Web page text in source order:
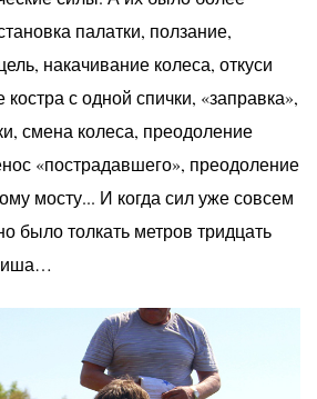
палатки, ползание,
накачивание колеса, откуси
костра с одной спички, «заправка»,
смена колеса, преодоление
«пострадавшего», преодоление
мосту... И когда сил уже совсем
было толкать метров тридцать